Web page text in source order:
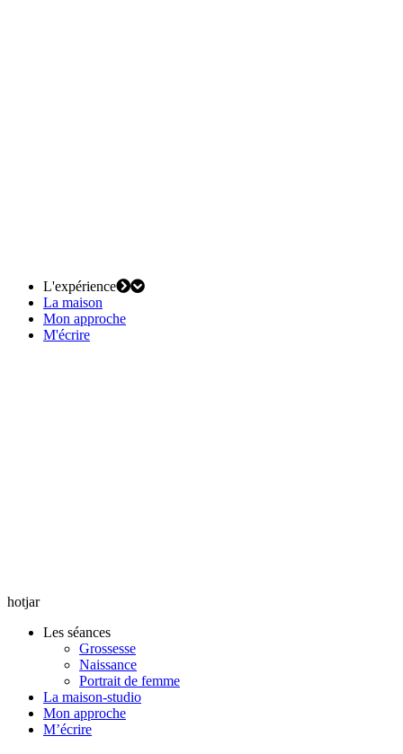
L'expérience
La maison
Mon approche
M'écrire
hotjar
Les séances
Grossesse
Naissance
Portrait de femme
La maison-studio
Mon approche
M’écrire